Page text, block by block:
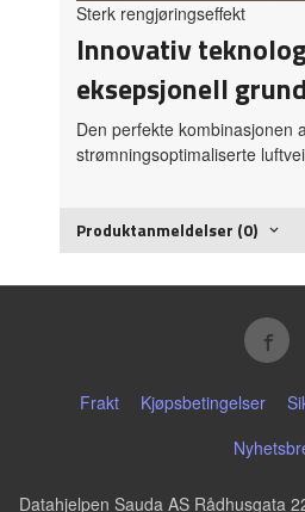
Sterk rengjøringseffekt
Innovativ
eksepsjonell
Den perfekte kombinasjonen
strømningsoptimaliserte
Produktanmeldelser (0)
Frakt Kjøpsbetingelser
Datahjelpen Sauda AS Rådhusgata